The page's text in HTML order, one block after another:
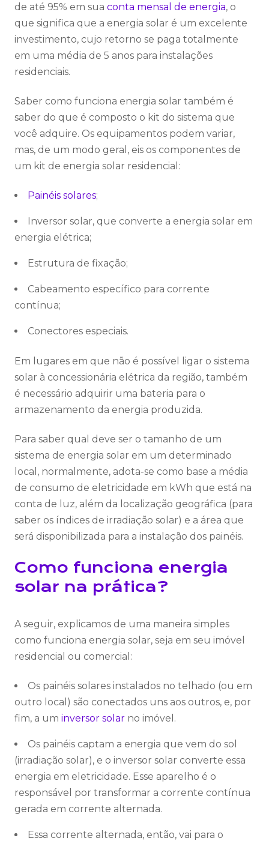
de até 95% em sua conta mensal de energia, o
que significa que a energia solar é um excelente
investimento, cujo retorno se paga totalmente
em uma média de 5 anos para instalações
residenciais.
Saber como funciona energia solar também é
saber do que é composto o kit do sistema que
você adquire. Os equipamentos podem variar,
mas, de um modo geral, eis os componentes de
um kit de energia solar residencial:
Painéis solares;
Inversor solar, que converte a energia solar em
energia elétrica;
Estrutura de fixação;
Cabeamento específico para corrente
contínua;
Conectores especiais.
Em lugares em que não é possível ligar o sistema
solar à concessionária elétrica da região, também
é necessário adquirir uma bateria para o
armazenamento da energia produzida.
Para saber qual deve ser o tamanho de um
sistema de energia solar em um determinado
local, normalmente, adota-se como base a média
de consumo de eletricidade em kWh que está na
conta de luz, além da localização geográfica (para
saber os índices de irradiação solar) e a área que
será disponibilizada para a instalação dos painéis.
Como funciona energia
solar na prática?
A seguir, explicamos de uma maneira simples
como funciona energia solar, seja em seu imóvel
residencial ou comercial:
Os painéis solares instalados no telhado (ou em
outro local) são conectados uns aos outros, e, por
fim, a um inversor solar no imóvel.
Os painéis captam a energia que vem do sol
(irradiação solar), e o inversor solar converte essa
energia em eletricidade. Esse aparelho é o
responsável por transformar a corrente contínua
gerada em corrente alternada.
Essa corrente alternada, então, vai para o